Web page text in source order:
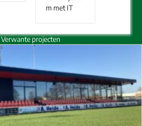
m met IT
Verwante projecten